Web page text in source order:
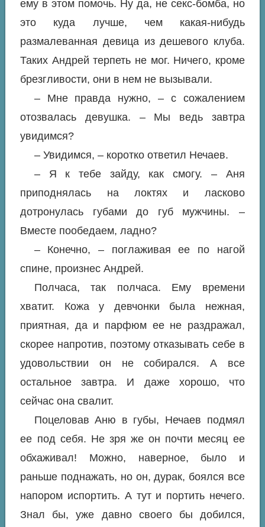
ему в этом помочь. Ну да, не секс-бомба, но
это куда лучше, чем какая-нибудь
размалеванная девица из дешевого клуба.
Таких Андрей терпеть не мог. Ничего, кроме
брезгливости, они в нем не вызывали.
– Мне правда нужно, – с сожалением
отозвалась девушка. – Мы ведь завтра
увидимся?
– Увидимся, – коротко ответил Нечаев.
– Я к тебе зайду, как смогу. – Аня
приподнялась на локтях и ласково
дотронулась губами до губ мужчины. –
Вместе пообедаем, ладно?
– Конечно, – поглаживая ее по нагой
спине, произнес Андрей.
Полчаса, так полчаса. Ему времени
хватит. Кожа у девчонки была нежная,
приятная, да и парфюм ее не раздражал,
скорее напротив, поэтому отказывать себе в
удовольствии он не собирался. А все
остальное завтра. И даже хорошо, что
сейчас она свалит.
Поцеловав Аню в губы, Нечаев подмял
ее под себя. Не зря же он почти месяц ее
обхаживал! Можно, наверное, было и
раньше поднажать, но он, дурак, боялся все
напором испортить. А тут и портить нечего.
Знал бы, уже давно своего бы добился,